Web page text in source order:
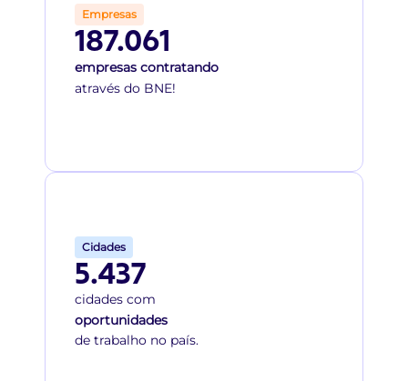
Empresas
187.061
empresas contratando
através do BNE!
Cidades
5.437
cidades com
oportunidades
de trabalho no país.